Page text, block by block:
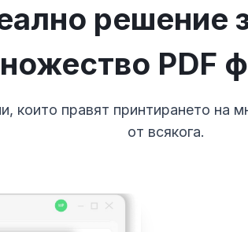
решение
PDF
които правят принтирането на
от всякога.